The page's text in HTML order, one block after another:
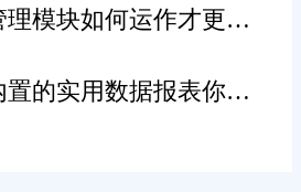
理模块如何运作才更加
置的实用数据报表你都